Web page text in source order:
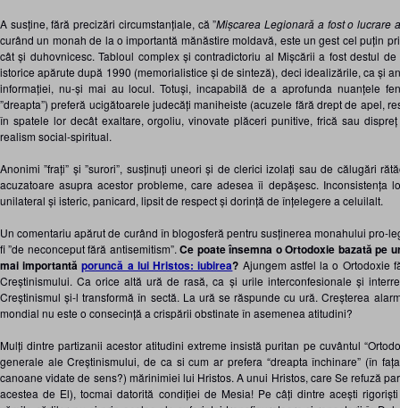
A susține, fără precizări circumstanțiale, că ”Mișcarea Legionară a fost o lucrare
curând un monah de la o importantă mănăstire moldavă, este un gest cel puțin
cât și duhovnicesc. Tabloul complex și contradictoriu al Mișcării a fost destul
istorice apărute după 1990 (memorialistice și de sinteză), deci idealizările, ca și
informației, nu-și mai au locul. Totuși, incapabilă de a aprofunda nuanțele
”dreapta”) preferă ucigătoarele judecăți maniheiste (acuzele fără drept de apel,
în spatele lor decât exaltare, orgoliu, vinovate plăceri punitive, frică sau
realism social-spiritual.
Anonimi ”frați” și ”surori”, susținuți uneori și de clerici izolați sau de călugări
acuzatoare asupra acestor probleme, care adesea îi depășesc. Inconsistența
unilateral și isteric, panicard, lipsit de respect și dorință de înțelegere a celuilalt.
Un comentariu apărut de curând în blogosferă pentru susținerea monahului pro-
fi ”de neconceput fără antisemitism”.Ce poate însemna o Ortodoxie bazată pe
mai importantăporuncă a lui Hristos: iubirea? Ajungem astfel la o Ortodoxie
Creștinismului. Ca orice altă ură de rasă, ca și urile interconfesionale și
Creștinismul și-l transformă în sectă. La ură se răspunde cu ură. Creșterea
mondial nu este o consecință a crispării obstinate în asemenea atitudini?
Mulți dintre partizanii acestor atitudini extreme insistă puritan pe cuvântul
generale ale Creștinismului, de ca si cum ar prefera “dreapta închinare” (în
canoane vidate de sens?) mărinimiei lui Hristos. A unui Hristos, care Se refuză
acestea de El), tocmai datorită condiției de Mesia! Pe câți dintre acești